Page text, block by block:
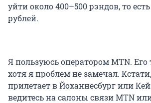
уйти около 400–500 рэндов, то
рублей.
Я пользуюсь оператором MTN. Его
хотя я проблем не замечал.
прилетает в Йоханнесбург или
ведитесь на салоны связи MTN